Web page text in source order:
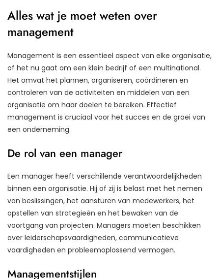
Alles wat je moet weten over
management
Management is een essentieel aspect van elke organisatie,
of het nu gaat om een klein bedrijf of een multinational.
Het omvat het plannen, organiseren, coördineren en
controleren van de activiteiten en middelen van een
organisatie om haar doelen te bereiken. Effectief
management is cruciaal voor het succes en de groei van
een onderneming.
De rol van een manager
Een manager heeft verschillende verantwoordelijkheden
binnen een organisatie. Hij of zij is belast met het nemen
van beslissingen, het aansturen van medewerkers, het
opstellen van strategieën en het bewaken van de
voortgang van projecten. Managers moeten beschikken
over leiderschapsvaardigheden, communicatieve
vaardigheden en probleemoplossend vermogen.
Managementstijlen